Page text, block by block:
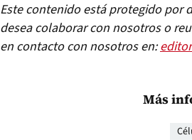
Este contenido está protegido por
desea colaborar con nosotros o
en contacto con nosotros en:
Más